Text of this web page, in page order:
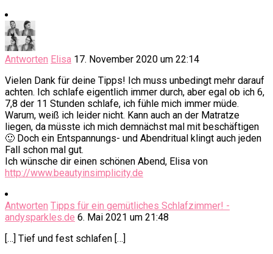
Antworten Elisa 17. November 2020 um 22:14
Vielen Dank für deine Tipps! Ich muss unbedingt mehr darauf
achten. Ich schlafe eigentlich immer durch, aber egal ob ich 6,
7,8 der 11 Stunden schlafe, ich fühle mich immer müde.
Warum, weiß ich leider nicht. Kann auch an der Matratze
liegen, da müsste ich mich demnächst mal mit beschäftigen
🙂 Doch ein Entspannungs- und Abendritual klingt auch jeden
Fall schon mal gut.
Ich wünsche dir einen schönen Abend, Elisa von
http://www.beautyinsimplicity.de
Antworten Tipps für ein gemütliches Schlafzimmer! -
andysparkles.de 6. Mai 2021 um 21:48
[…] Tief und fest schlafen […]